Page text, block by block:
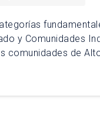
y Comunidades
comunidades de
de